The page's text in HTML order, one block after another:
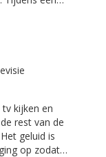
kijken en
rest van de
geluid is
op zodat